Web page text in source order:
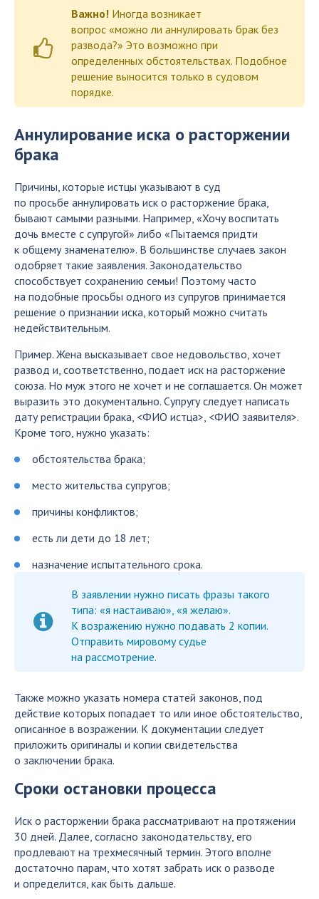
Важно! Иногда возникает
вопрос «можно ли аннулировать брак без
развода?» Это возможно при
определенных обстоятельствах. Подобное
решение выносится только в судовом
порядке.
Аннулирование иска о расторжении
брака
Причины, которые истцы указывают в суд
по просьбе аннулировать иск о расторжение брака,
бывают самыми разными. Например, «Хочу воспитать
дочь вместе с супругой» либо «Пытаемся придти
к общему знаменателю». В большинстве случаев закон
одобряет такие заявления. Законодательство
способствует сохранению семьи! Поэтому часто
на подобные просьбы одного из супругов принимается
решение о признании иска, который можно считать
недействительным.
Пример. Жена высказывает свое недовольство, хочет
развод и, соответственно, подает иск на расторжение
союза. Но муж этого не хочет и не соглашается. Он может
выразить это документально. Супругу следует написать
дату регистрации брака, <ФИО истца>, <ФИО заявителя>.
Кроме того, нужно указать:
обстоятельства брака;
место жительства супругов;
причины конфликтов;
есть ли дети до 18 лет;
назначение испытательного срока.
В заявлении нужно писать фразы такого
типа: «я настаиваю», «я желаю».
К возражению нужно подавать 2 копии.
Отправить мировому судье
на рассмотрение.
Также можно указать номера статей законов, под
действие которых попадает то или иное обстоятельство,
описанное в возражении. К документации следует
приложить оригиналы и копии свидетельства
о заключении брака.
Сроки остановки процесса
Иск о расторжении брака рассматривают на протяжении
30 дней. Далее, согласно законодательству, его
продлевают на трехмесячный термин. Этого вполне
достаточно парам, что хотят забрать иск о разводе
и определится, как быть дальше.